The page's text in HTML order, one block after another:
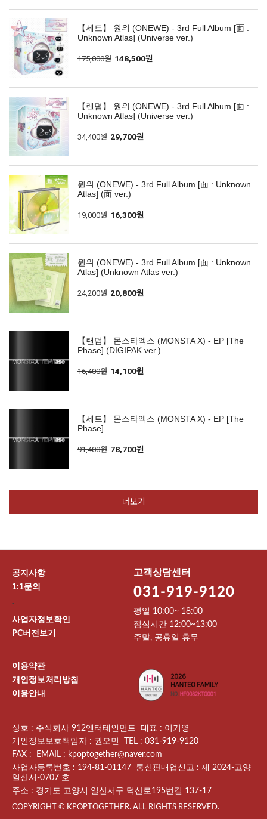
【세트】 원위 (ONEWE) - 3rd Full Album [面 :
Unknown Atlas] (Universe ver.)
175,000원 148,500원
【랜덤】 원위 (ONEWE) - 3rd Full Album [面 :
Unknown Atlas] (Universe ver.)
34,400원 29,700원
원위 (ONEWE) - 3rd Full Album [面 : Unknown
Atlas] (面 ver.)
19,000원 16,300원
원위 (ONEWE) - 3rd Full Album [面 : Unknown
Atlas] (Unknown Atlas ver.)
24,200원 20,800원
【랜덤】 몬스타엑스 (MONSTA X) - EP [The
Phase] (DIGIPAK ver.)
16,400원 14,100원
【세트】 몬스타엑스 (MONSTA X) - EP [The
Phase]
91,400원 78,700원
더보기
공지사항
1:1문의
-
사업자정보확인
PC버전보기
-
이용약관
개인정보처리방침
이용안내
고객상담센터
031-919-9120
평일 10:00~ 18:00
점심시간 12:00~13:00
주말, 공휴일 휴무
-
상호 : 주식회사 912엔터테인먼트 대표 : 이기영
개인정보보호책임자 : 권오민 TEL : 031-919-9120
FAX : EMAIL : kpoptogether@naver.com
사업자등록번호 : 194-81-01147 통신판매업신고 : 제 2024-고양
일산서-0707 호
주소 : 경기도 고양시 일산서구 덕산로195번길 137-17
COPYRIGHT © KPOPTOGETHER. ALL RIGHTS RESERVED.